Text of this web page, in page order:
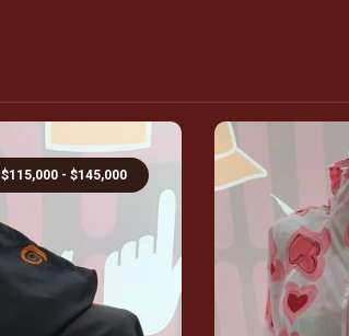
$115,000 - $145,000